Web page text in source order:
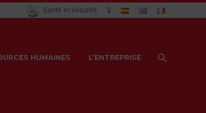
Santé et sécurité
HUMAINES L’ENTREPRISE